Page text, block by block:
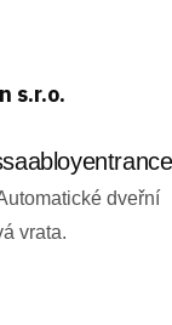
s.r.o.
dveřní
vrata.